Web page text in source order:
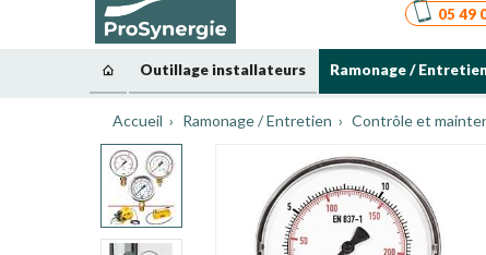
05 49
Outillage installateurs Ramonage /
Accueil Ramonage / Entretien Contrôle et